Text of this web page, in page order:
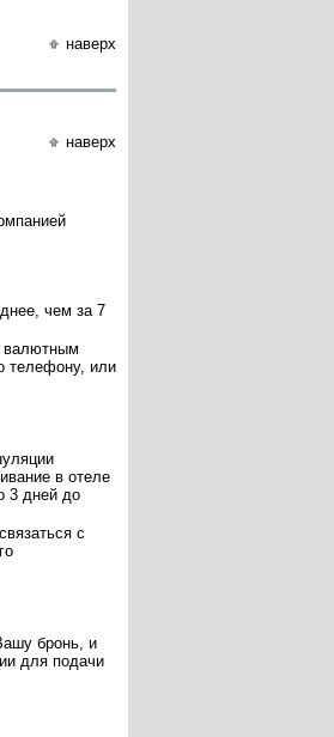
наверх
наверх
чем за 7
валютным
телефону, или
в отеле
3 дней до
с
бронь, и
для подачи